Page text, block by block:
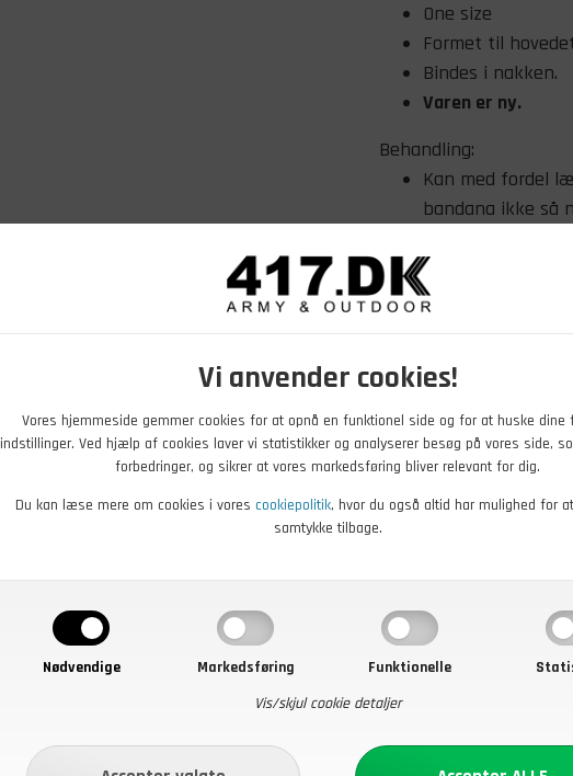
Vi anvender cookies!
Vores hjemmeside gemmer cookies for at opnå en funktionel side og for at huske dine
indstillinger. Ved hjælp af cookies laver vi statistikker og analyserer besøg på vores side,
forbedringer, og sikrer at vores markedsføring bliver relevant for dig.
Du kan læse mere om cookies i vores cookiepolitik, hvor du også altid har mulighed for
samtykke tilbage.
Nødvendige Markedsføring Funktionelle
Vis/skjul cookie detaljer
One size
Formet til
Bindes i nakken.
Varen er ny.
Behandling:
Kan med fordel
bandana ikke så
Må ikke tørres i